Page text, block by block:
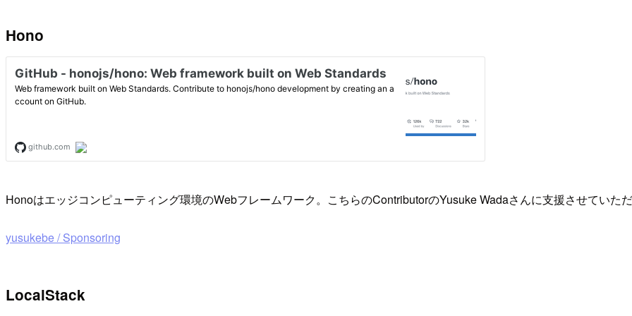
Hono
Honoはエッジコンピューティング環境のWebフレームワーク。こちらのContributorのYusuke Wadaさんに支援させていただ
yusukebe / Sponsoring
LocalStack